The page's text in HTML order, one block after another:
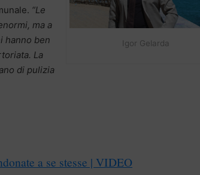
Igor Gelarda
“Le
ma a
hanno ben
La
di pulizia
a se stesse | VIDEO